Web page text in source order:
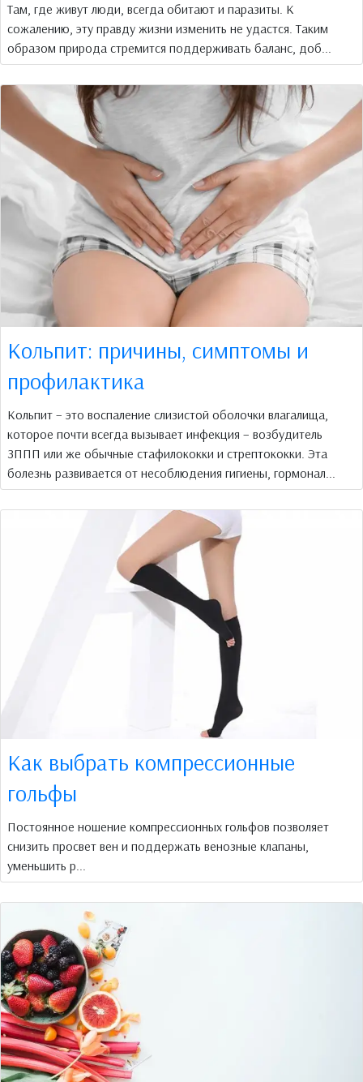
Там, где живут люди, всегда обитают и паразиты. К
сожалению, эту правду жизни изменить не удастся. Таким
образом природа стремится поддерживать баланс, доб...
Кольпит: причины, симптомы и
профилактика
Кольпит – это воспаление слизистой оболочки влагалища,
которое почти всегда вызывает инфекция – возбудитель
ЗППП или же обычные стафилококки и стрептококки. Эта
болезнь развивается от несоблюдения гигиены, гормонал...
Как выбрать компрессионные
гольфы
Постоянное ношение компрессионных гольфов позволяет
снизить просвет вен и поддержать венозные клапаны,
уменьшить р...